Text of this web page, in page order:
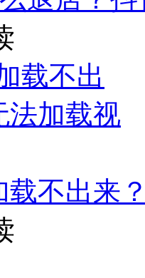
载不出来